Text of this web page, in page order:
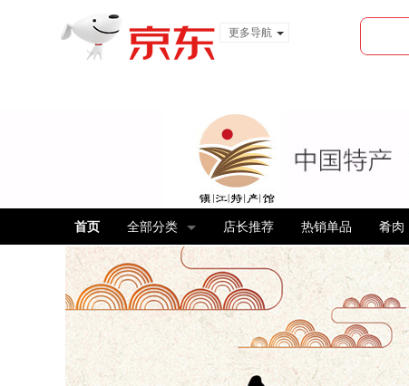
更多导航
首页 全部分类 店长推荐 热销单品 肴肉